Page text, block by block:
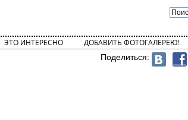
ЭТО ИНТЕРЕСНО ДОБАВИТЬ ФОТОГАЛЕРЕЮ!
Поделиться: